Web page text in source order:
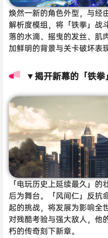
焕然一新的角色外型，与经
解析度模组，将「铁拳」战
落的水滴、摇曳的发丝、肌
加鲜明的背景与关卡破坏表
▼揭开新幕的「铁拳
「电玩历史上延续最久」
后为舞台。「风间仁」反抗
起的挑战，将发展为影响全
对残酷考验与强大敌人，他
朽的传奇刻下新章。